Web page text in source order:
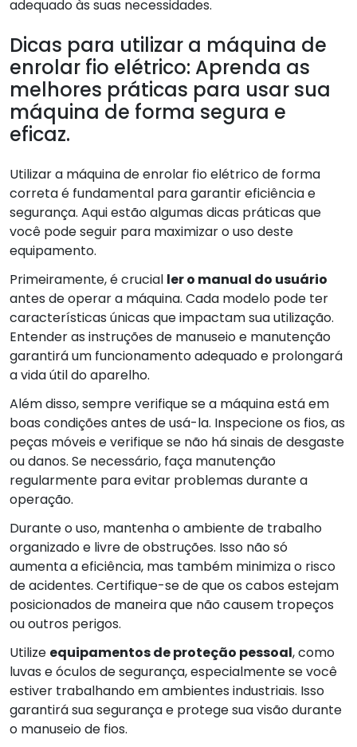
adequado às suas necessidades.
Dicas para utilizar a máquina de
enrolar fio elétrico: Aprenda as
melhores práticas para usar sua
máquina de forma segura e
eficaz.
Utilizar a máquina de enrolar fio elétrico de forma
correta é fundamental para garantir eficiência e
segurança. Aqui estão algumas dicas práticas que
você pode seguir para maximizar o uso deste
equipamento.
Primeiramente, é crucial ler o manual do usuário
antes de operar a máquina. Cada modelo pode ter
características únicas que impactam sua utilização.
Entender as instruções de manuseio e manutenção
garantirá um funcionamento adequado e prolongará
a vida útil do aparelho.
Além disso, sempre verifique se a máquina está em
boas condições antes de usá-la. Inspecione os fios, as
peças móveis e verifique se não há sinais de desgaste
ou danos. Se necessário, faça manutenção
regularmente para evitar problemas durante a
operação.
Durante o uso, mantenha o ambiente de trabalho
organizado e livre de obstruções. Isso não só
aumenta a eficiência, mas também minimiza o risco
de acidentes. Certifique-se de que os cabos estejam
posicionados de maneira que não causem tropeços
ou outros perigos.
Utilize equipamentos de proteção pessoal, como
luvas e óculos de segurança, especialmente se você
estiver trabalhando em ambientes industriais. Isso
garantirá sua segurança e protege sua visão durante
o manuseio de fios.